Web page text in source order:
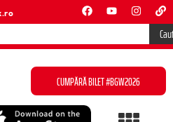
CUMPĂRĂ BILET #BGW2026